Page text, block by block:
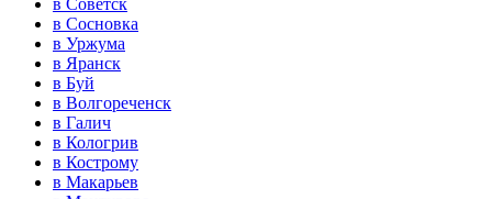
в Сосновка
в Уржума
в Яранск
в Буй
в Волгореченск
в Галич
в Кологрив
в Кострому
в Макарьев